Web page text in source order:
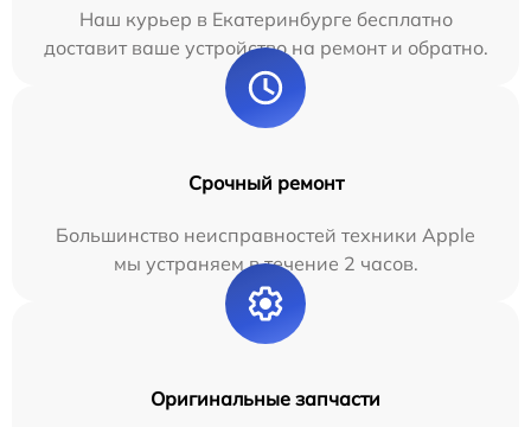
Наш курьер в Екатеринбурге бесплатно
доставит ваше устройство на ремонт и обратно.
Срочный ремонт
Большинство неисправностей техники Apple
мы устраняем в течение 2 часов.
Оригинальные запчасти